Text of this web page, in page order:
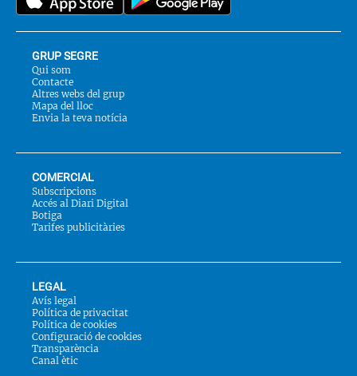
GRUP SEGRE
Qui som
Contacte
Altres webs del grup
Mapa del lloc
Envia la teva notícia
COMERCIAL
Subscripcions
Accés al Diari Digital
Botiga
Tarifes publicitàries
LEGAL
Avís legal
Política de privacitat
Política de cookies
Configuració de cookies
Transparència
Canal ètic